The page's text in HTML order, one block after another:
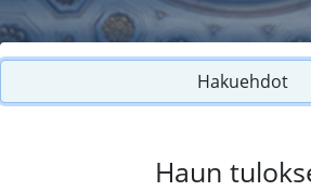
Hakuehdot
Haun